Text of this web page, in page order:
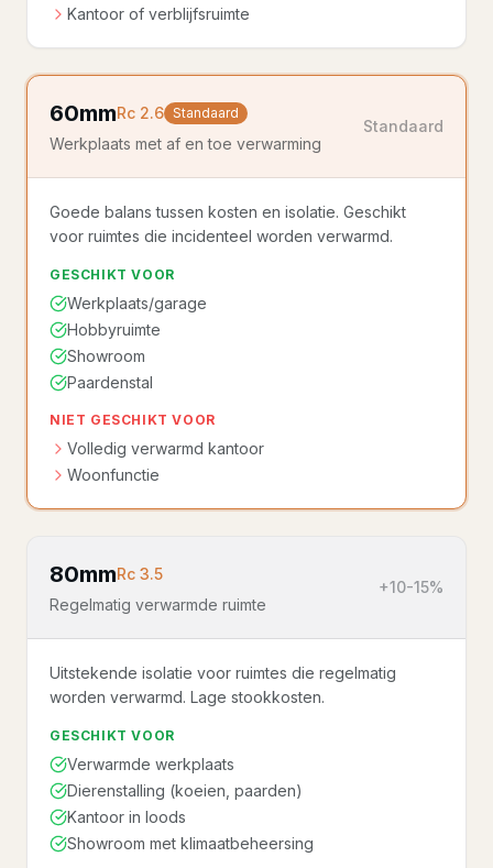
Kantoor of verblijfsruimte
60mmRc 2.6 Standaard
Werkplaats met af en toe verwarming
Standaard
Goede balans tussen kosten en isolatie. Geschikt
voor ruimtes die incidenteel worden verwarmd.
GESCHIKT VOOR
Werkplaats/garage
Hobbyruimte
Showroom
Paardenstal
NIET GESCHIKT VOOR
Volledig verwarmd kantoor
Woonfunctie
80mmRc 3.5
Regelmatig verwarmde ruimte
+10-15%
Uitstekende isolatie voor ruimtes die regelmatig
worden verwarmd. Lage stookkosten.
GESCHIKT VOOR
Verwarmde werkplaats
Dierenstalling (koeien, paarden)
Kantoor in loods
Showroom met klimaatbeheersing